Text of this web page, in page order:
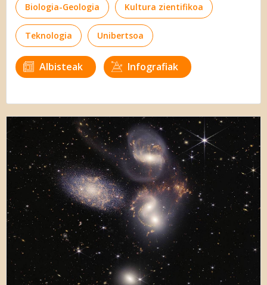
Biologia-Geologia Kultura zientifikoa
Teknologia Unibertsoa
Albisteak Infografiak